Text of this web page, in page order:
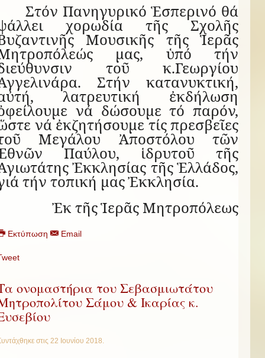
Στόν Πανηγυρικό Ἑσπερινό θά
χορωδία τῆς Σχολῆς
Μουσικῆς τῆς Ἱερᾶς
μας, ὑπό τήν
τοῦ κ.Γεωργίου
Στήν κατανυκτική,
λατρευτική ἐκδήλωση
νά δώσουμε τό παρόν,
νά ἐκζητήσουμε τίς πρεσβεῖες
Μεγάλου Ἀποστόλου τῶν
Παύλου, ἱδρυτοῦ τῆς
Ἐκκλησίας τῆς Ἑλλάδος,
τήν τοπική μας Ἐκκλησία.
Ἐκ τῆς Ἱερᾶς Μητροπόλεως
Εκτύπωση Email
ονομαστήρια του Σεβασμιωτάτου
Σάμου & Ικαρίας κ.
στις 22 Ιουνίου 2018.